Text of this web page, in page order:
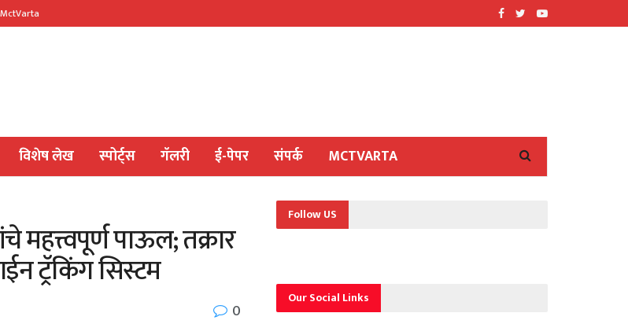
MctVarta
विशेष लेख स्पोर्ट्स गॅलरी ई-पेपर संपर्क MCTVARTA
महत्त्वपूर्ण पाऊल; तक्रार
ट्रॅकिंग सिस्टम
0
Follow US
Our Social Links